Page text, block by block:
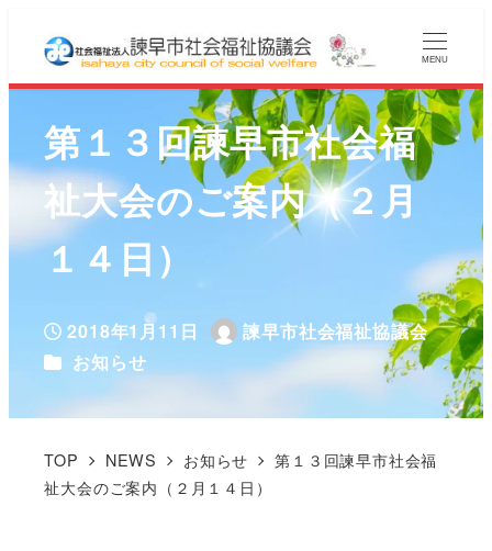
MENU
第１３回諫早市社会福
祉大会のご案内（２月
１４日）
投稿日
2018年1月11日
著
者
諫早市社会福祉協議会
カテゴリー
お知らせ
TOP NEWS お知らせ
第１３回諫早市社会福
祉大会のご案内（２月１４日）